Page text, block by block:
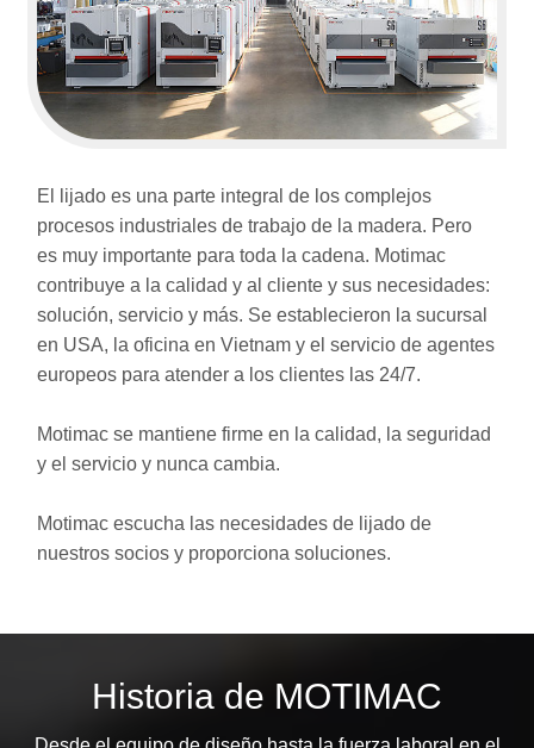
El lijado es una parte integral de los complejos
procesos industriales de trabajo de la madera. Pero
es muy importante para toda la cadena. Motimac
contribuye a la calidad y al cliente y sus necesidades:
solución, servicio y más. Se establecieron la sucursal
en USA, la oficina en Vietnam y el servicio de agentes
europeos para atender a los clientes las 24/7.
Motimac se mantiene firme en la calidad, la seguridad
y el servicio y nunca cambia.
Motimac escucha las necesidades de lijado de
nuestros socios y proporciona soluciones.
Historia de MOTIMAC